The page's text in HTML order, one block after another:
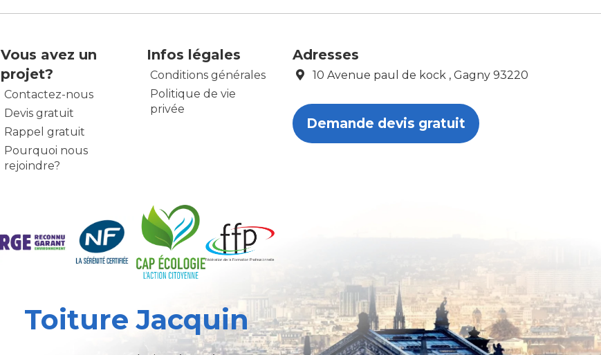
Vous avez un
projet?
Contactez-nous
Devis gratuit
Rappel gratuit
Pourquoi nous
rejoindre?
Infos légales
Conditions générales
Politique de vie
privée
Adresses
10 Avenue paul de kock , Gagny 93220
Demande devis gratuit
Toiture Jacquin